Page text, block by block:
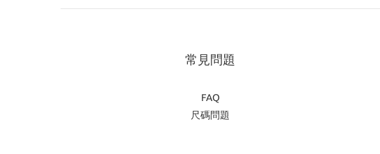
常見問題
FAQ
尺碼問題